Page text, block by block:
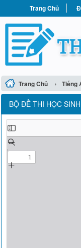
Trang Chủ
Trang Chủ › Tiếng
BỘ ĐỀ THI HỌC